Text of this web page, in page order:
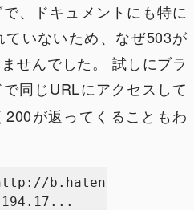
、ドキュメントにも特に
いないため、なぜ503が
せんでした。 試しにブラ
同じURLにアクセスして
が返ってくることもわ
b.hatena.ne.jp/entry/